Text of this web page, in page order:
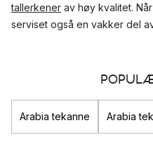
tallerkener av høy kvalitet.
serviset også en vakker del
Arabia tekanne Arabia